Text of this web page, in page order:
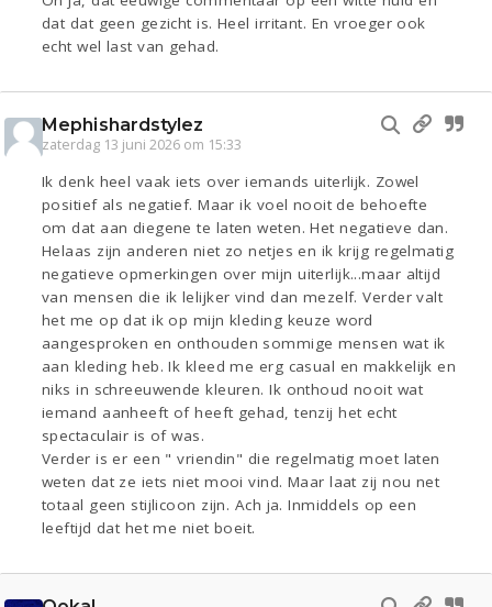
dat dat geen gezicht is. Heel irritant. En vroeger ook
echt wel last van gehad.
Mephishardstylez
zaterdag 13 juni 2026 om 15:33
Ik denk heel vaak iets over iemands uiterlijk. Zowel
positief als negatief. Maar ik voel nooit de behoefte
om dat aan diegene te laten weten. Het negatieve dan.
Helaas zijn anderen niet zo netjes en ik krijg regelmatig
negatieve opmerkingen over mijn uiterlijk...maar altijd
van mensen die ik lelijker vind dan mezelf. Verder valt
het me op dat ik op mijn kleding keuze word
aangesproken en onthouden sommige mensen wat ik
aan kleding heb. Ik kleed me erg casual en makkelijk en
niks in schreeuwende kleuren. Ik onthoud nooit wat
iemand aanheeft of heeft gehad, tenzij het echt
spectaculair is of was.
Verder is er een " vriendin" die regelmatig moet laten
weten dat ze iets niet mooi vind. Maar laat zij nou net
totaal geen stijlicoon zijn. Ach ja. Inmiddels op een
leeftijd dat het me niet boeit.